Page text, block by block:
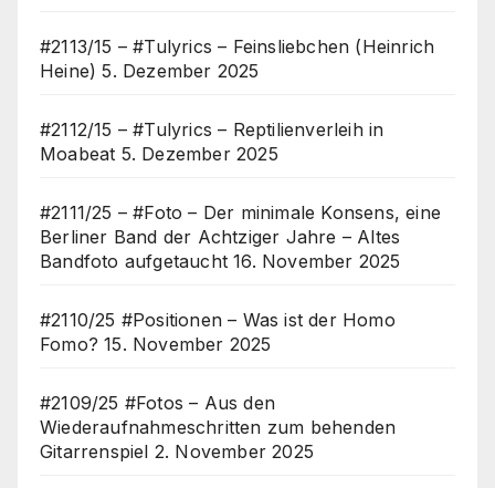
#2113/15 – #Tulyrics – Feinsliebchen (Heinrich
Heine) 5. Dezember 2025
#2112/15 – #Tulyrics – Reptilienverleih in
Moabeat 5. Dezember 2025
#2111/25 – #Foto – Der minimale Konsens, eine
Berliner Band der Achtziger Jahre – Altes
Bandfoto aufgetaucht 16. November 2025
#2110/25 #Positionen – Was ist der Homo
Fomo? 15. November 2025
#2109/25 #Fotos – Aus den
Wiederaufnahmeschritten zum behenden
Gitarrenspiel 2. November 2025